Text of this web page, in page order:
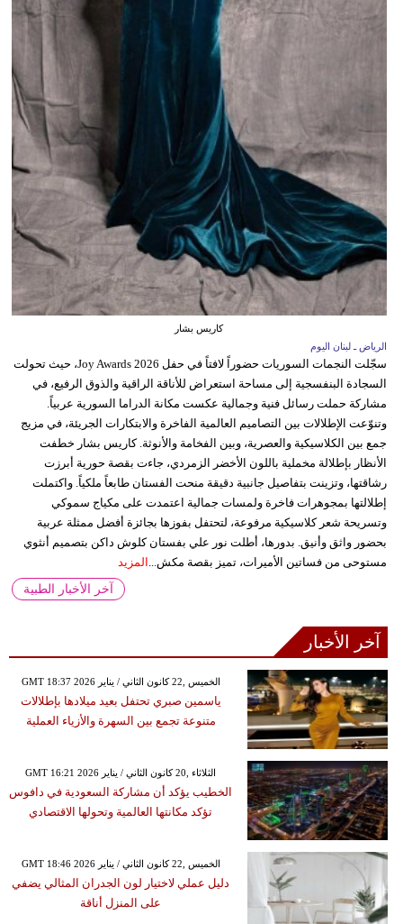
كاريس بشار
الرياض ـ لبنان اليوم
سجّلت النجمات السوريات حضوراً لافتاً في حفل Joy Awards 2026، حيث تحولت
السجادة البنفسجية إلى مساحة استعراض للأناقة الراقية والذوق الرفيع، في
مشاركة حملت رسائل فنية وجمالية عكست مكانة الدراما السورية عربياً.
وتنوّعت الإطلالات بين التصاميم العالمية الفاخرة والابتكارات الجريئة، في مزيج
جمع بين الكلاسيكية والعصرية، وبين الفخامة والأنوثة. كاريس بشار خطفت
الأنظار بإطلالة مخملية باللون الأخضر الزمردي، جاءت بقصة حورية أبرزت
رشاقتها، وتزينت بتفاصيل جانبية دقيقة منحت الفستان طابعاً ملكياً. واكتملت
إطلالتها بمجوهرات فاخرة ولمسات جمالية اعتمدت على مكياج سموكي
وتسريحة شعر كلاسيكية مرفوعة، لتحتفل بفوزها بجائزة أفضل ممثلة عربية
بحضور واثق وأنيق. بدورها، أطلت نور علي بفستان كلوش داكن بتصميم أنثوي
مستوحى من فساتين الأميرات، تميز بقصة مكش... المزيد
آخر الأخبار الطبية
آخر الأخبار
GMT 18:37 2026 الخميس ,22 كانون الثاني / يناير
ياسمين صبري تحتفل بعيد ميلادها بإطلالات
متنوعة تجمع بين السهرة والأزياء العملية
GMT 16:21 2026 الثلاثاء ,20 كانون الثاني / يناير
الخطيب يؤكد أن مشاركة السعودية في دافوس
تؤكد مكانتها العالمية وتحولها الاقتصادي
GMT 18:46 2026 الخميس ,22 كانون الثاني / يناير
دليل عملي لاختيار لون الجدران المثالي يضفي
على المنزل أناقة